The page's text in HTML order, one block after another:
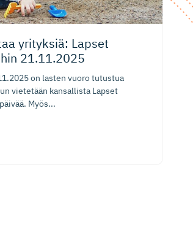
yrityksiä: Lapset
21.11.2025
on lasten vuoro tutustua
vietetään kansallista Lapset
Myös...